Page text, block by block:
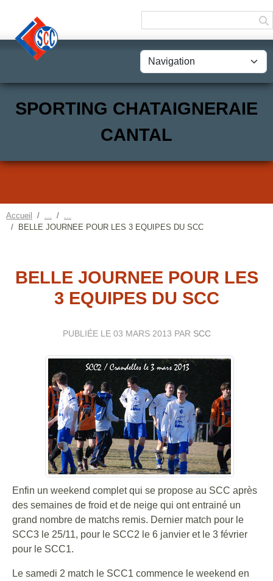
SPORTING CHATAIGNERAIE
CANTAL
Accueil
BELLE JOURNEE POUR LES 3 EQUIPES DU SCC
BELLE JOURNEE POUR LES
3 EQUIPES DU SCC
PUBLIÉE LE 03 MARS 2013 PAR SCC
Enfin un weekend complet qui se propose au SCC après
des semaines de froid et de neige qui ont entrainé un
grand nombre de matchs remis. Dernier match pour le
SCC3 le 25/11, pour le SCC2 le 6 janvier et le 3 février
pour le SCC1.
Le samedi 2 match le SCC1 commence le weekend en